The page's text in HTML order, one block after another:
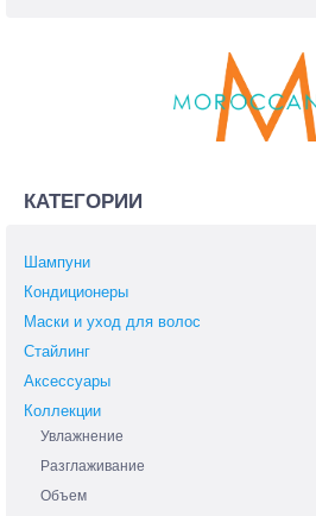
КАТЕГОРИИ
Шампуни
Кондиционеры
Маски и уход для волос
Стайлинг
Аксессуары
Коллекции
Увлажнение
Разглаживание
Объем